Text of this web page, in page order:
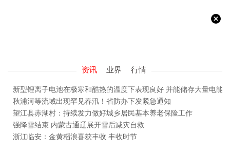
资讯 业界 行情
新型锂离子电池在极寒和酷热的温度下表现良好 并能储存大量电能
秋浦河等流域出现罕见春汛！省防办下发紧急通知
望江县赤湖村：持续发力做好城乡居民基本养老保险工作
强降雪结束 内蒙古通辽展开雪后减灾自救
浙江临安：金黄稻浪喜获丰收 丰收时节